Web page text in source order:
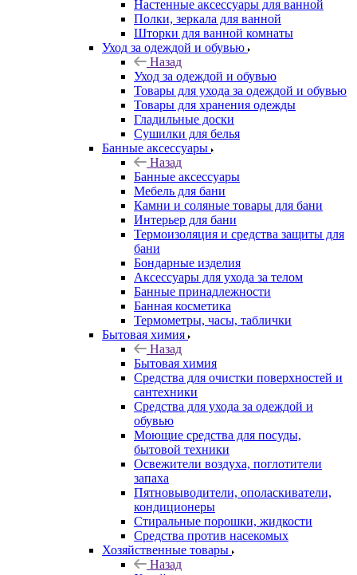
Настенные аксессуары для ванной
Полки, зеркала для ванной
Шторки для ванной комнаты
Уход за одеждой и обувью
Назад
Уход за одеждой и обувью
Товары для ухода за одеждой и обувью
Товары для хранения одежды
Гладильные доски
Сушилки для белья
Банные аксессуары
Назад
Банные аксессуары
Мебель для бани
Камни и соляные товары для бани
Интерьер для бани
Термоизоляция и средства защиты для
бани
Бондарные изделия
Аксеcсуары для ухода за телом
Банные принадлежности
Банная косметика
Термометры, часы, таблички
Бытовая химия
Назад
Бытовая химия
Средства для очистки поверхностей и
сантехники
Средства для ухода за одеждой и
обувью
Моющие средства для посуды,
бытовой техники
Освежители воздуха, поглотители
запаха
Пятновыводители, ополаскиватели,
кондиционеры
Стиральные порошки, жидкости
Средства против насекомых
Хозяйственные товары
Назад